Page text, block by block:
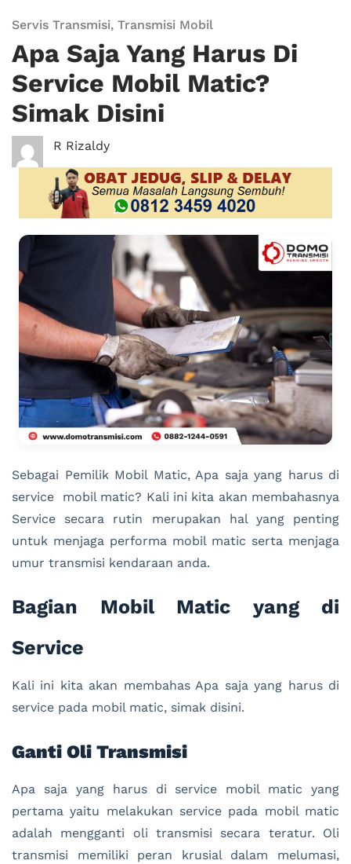
Servis Transmisi, Transmisi Mobil
Apa Saja Yang Harus Di
Service Mobil Matic?
Simak Disini
R Rizaldy
Sebagai Pemilik Mobil Matic, Apa saja yang harus di
service mobil matic? Kali ini kita akan membahasnya
Service secara rutin merupakan hal yang penting
untuk menjaga performa mobil matic serta menjaga
umur transmisi kendaraan anda.
Bagian Mobil Matic yang di
Service
Kali ini kita akan membahas Apa saja yang harus di
service pada mobil matic, simak disini.
Ganti Oli Transmisi
Apa saja yang harus di service mobil matic yang
pertama yaitu melakukan service pada mobil matic
adalah mengganti oli transmisi secara teratur. Oli
transmisi memiliki peran krusial dalam melumasi,